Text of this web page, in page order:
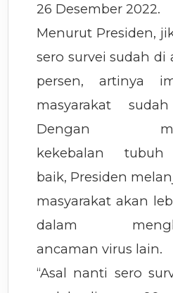
26 Desember 2022.
Menurut Presiden,
sero survei sudah di
persen, artinya
masyarakat
Dengan
kekebalan
baik, Presiden
masyarakat akan
dalam
ancaman virus lain.
“Asal nanti sero